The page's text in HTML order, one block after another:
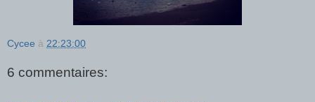
Cycee à 22:23:00
6 commentaires: